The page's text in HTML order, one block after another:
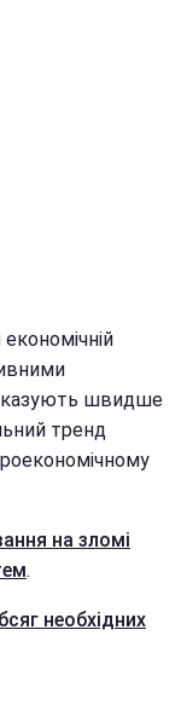
швидше
тренд
на зломі
.
необхідних